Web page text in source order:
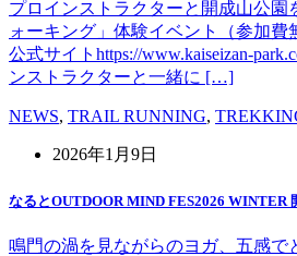
プロインストラクターと開成山公園
ォーキング」体験イベント（参加費
公式サイトhttps://www.kaiseizan-
ンストラクターと一緒に […]
NEWS, TRAIL RUNNING,
2026年1月9日
なるとOUTDOOR MIND FES2026 WINTER
鳴門の渦を見ながらのヨガ、五感で